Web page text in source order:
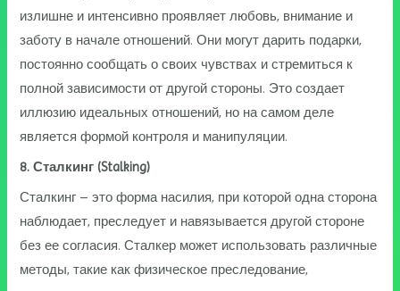
излишне и интенсивно проявляет любовь, внимание и
заботу в начале отношений. Они могут дарить подарки,
постоянно сообщать о своих чувствах и стремиться к
полной зависимости от другой стороны. Это создает
иллюзию идеальных отношений, но на самом деле
является формой контроля и манипуляции.
8. Сталкинг (Stalking)
Сталкинг – это форма насилия, при которой одна сторона
наблюдает, преследует и навязывается другой стороне
без ее согласия. Сталкер может использовать различные
методы, такие как физическое преследование,